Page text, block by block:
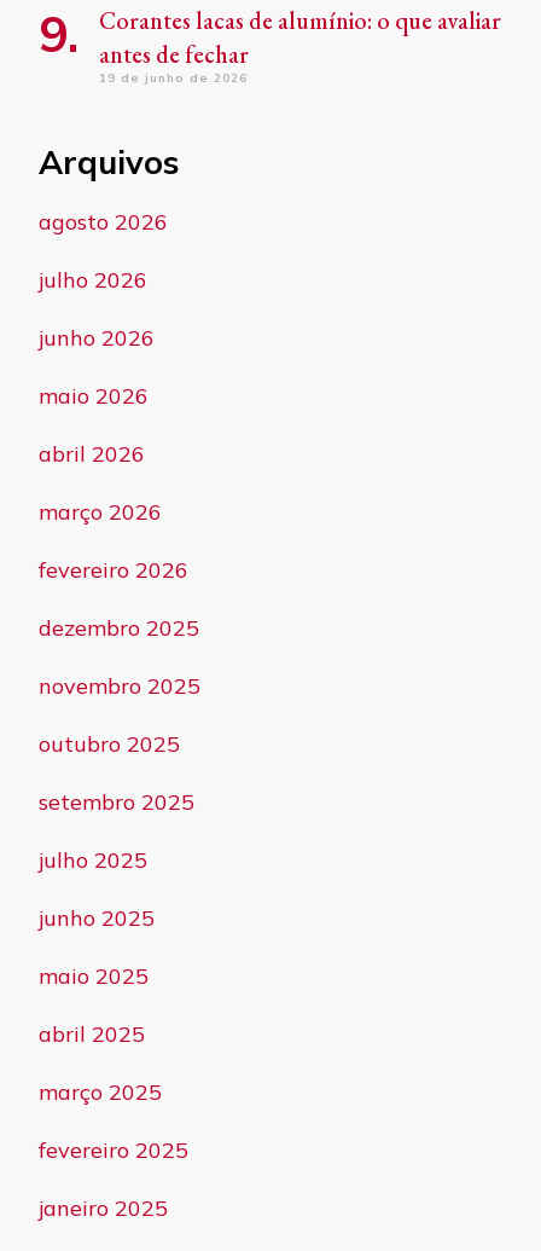
Corantes lacas de alumínio: o que avaliar
antes de fechar
19 de junho de 2026
Arquivos
agosto 2026
julho 2026
junho 2026
maio 2026
abril 2026
março 2026
fevereiro 2026
dezembro 2025
novembro 2025
outubro 2025
setembro 2025
julho 2025
junho 2025
maio 2025
abril 2025
março 2025
fevereiro 2025
janeiro 2025